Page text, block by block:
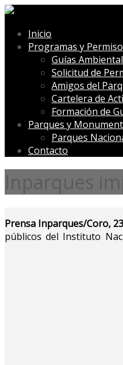
Inicio
Programas y
Guías
Solicitud de
Amigos del
Cartelera de
Formación de
Parques y
Parques
Contacto
Inparques
Prensa Inparques/Coro,
públicos del Instituto